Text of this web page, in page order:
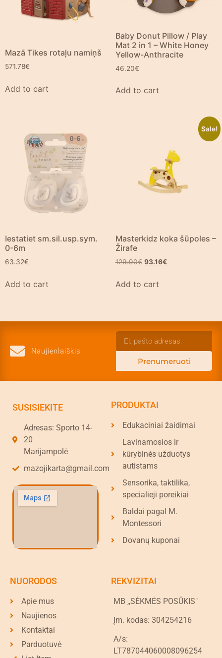
Mazā Tikes rotaļu namiņš
571.78€
Add to cart
Baby Donut Pillow / Play
Mat 2 in 1 – White Honey
Yellow-Anthracite
46.20€
Add to cart
Iestatiet sm.sil.usp.sym.
0-6m
63.32€
Add to cart
Sale!
Masterkidz koka šūpoles –
Žirafe
129.90€ 93.16€
Add to cart
Naujienlaiškis
Prenumeruoti
SUSISIEKITE
Adresas: Sporto 14-
20
Marijampolė
mazojikarta@gmail.com
PRODUKTAI
Edukaciniai žaidimai
Lavinamosios ir
kūrybinės užduotys
autistams
Sensorika, taktilika,
specialieji poreikiai
Baldai pagal M.
Montessori
Dovanų kuponai
NUORODOS
Apie mus
Naujienos
Kontaktai
Parduotuvė
REKVIZITAI
MB ,,SĖKMĖS POSŪKIS"
Įm. kodas: 304254216
A/s:
LT787044060008096254